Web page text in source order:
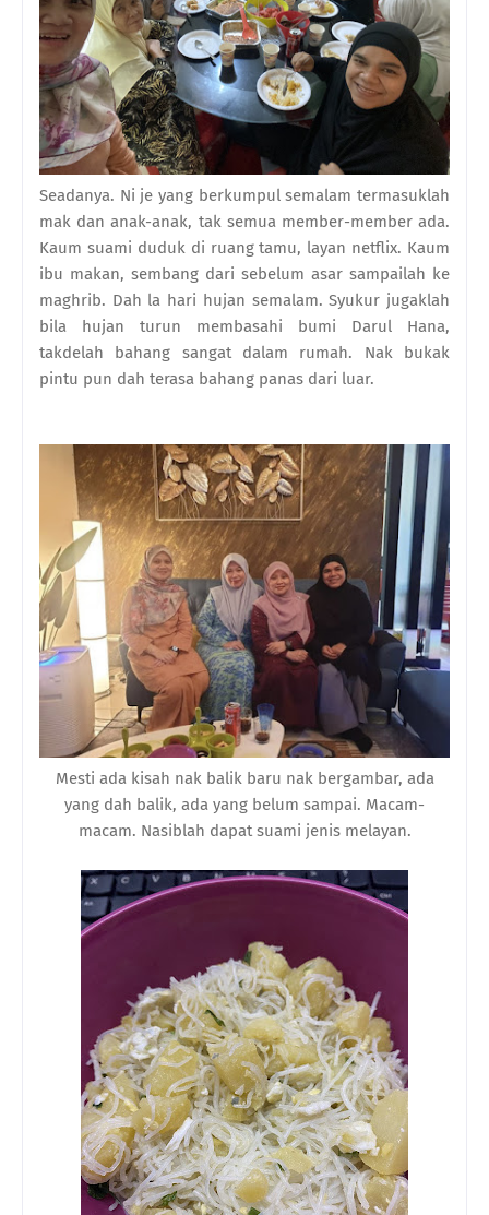
Seadanya. Ni je yang berkumpul semalam termasuklah
mak dan anak-anak, tak semua member-member ada.
Kaum suami duduk di ruang tamu, layan netflix. Kaum
ibu makan, sembang dari sebelum asar sampailah ke
maghrib. Dah la hari hujan semalam. Syukur jugaklah
bila hujan turun membasahi bumi Darul Hana,
takdelah bahang sangat dalam rumah. Nak bukak
pintu pun dah terasa bahang panas dari luar.
Mesti ada kisah nak balik baru nak bergambar, ada
yang dah balik, ada yang belum sampai. Macam-
macam. Nasiblah dapat suami jenis melayan.